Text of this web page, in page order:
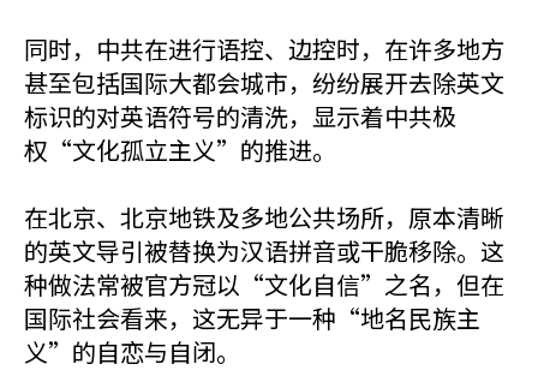
同时，中共在进行语控、边控时，在许多地方
甚至包括国际大都会城市，纷纷展开去除英文
标识的对英语符号的清洗，显示着中共极
权“文化孤立主义”的推进。
在北京、北京地铁及多地公共场所，原本清晰
的英文导引被替换为汉语拼音或干脆移除。这
种做法常被官方冠以“文化自信”之名，但在
国际社会看来，这无异于一种“地名民族主
义”的自恋与自闭。